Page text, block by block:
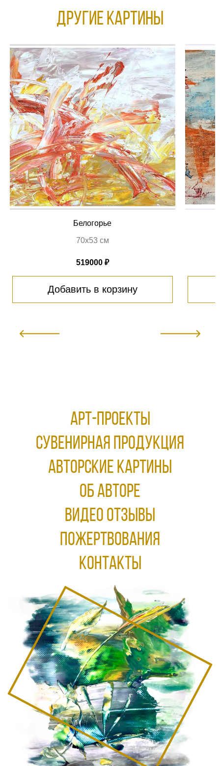
Другие КАРТИНЫ
Белогорье
70х53 см
519000 ₽
Добавить в корзину
АРТ-ПРОЕКТЫ
Сувенирная продукция
АВТОРСКИЕ КАРТИНЫ
ОБ АВТОРЕ
ВИДЕО ОТЗЫВЫ
ПОЖЕРТВОВАНИЯ
КОНТАКТЫ